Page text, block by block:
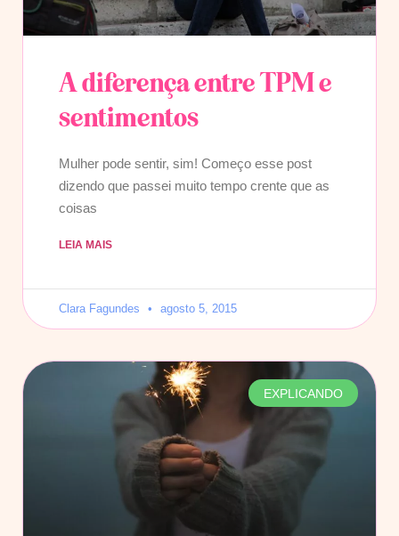
A diferença entre TPM e
sentimentos
Mulher pode sentir, sim! Começo esse post
dizendo que passei muito tempo crente que as
coisas
LEIA MAIS
Clara Fagundes agosto 5, 2015
EXPLICANDO